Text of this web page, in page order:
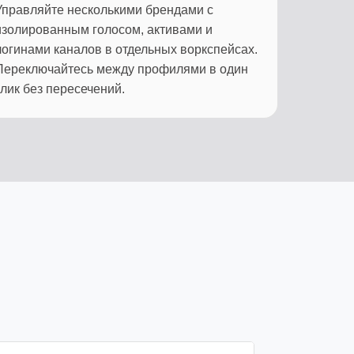
несколькими брендами с
голосом, активами и
каналов в отдельных воркспейсах.
между профилями в один
без пересечений.